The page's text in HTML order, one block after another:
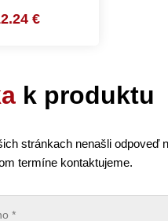
€
k produktu
stránkach nenašli odpoveď
termíne kontaktujeme.